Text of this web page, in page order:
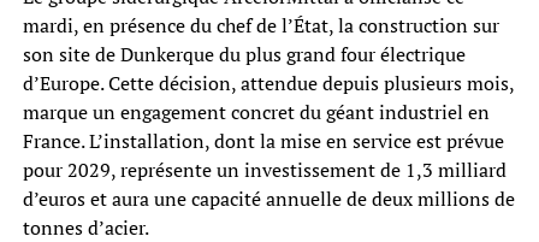
mardi, en présence du chef de l’État, la construction sur
son site de Dunkerque du plus grand four électrique
d’Europe. Cette décision, attendue depuis plusieurs mois,
marque un engagement concret du géant industriel en
France. L’installation, dont la mise en service est prévue
pour 2029, représente un investissement de 1,3 milliard
d’euros et aura une capacité annuelle de deux millions de
tonnes d’acier.